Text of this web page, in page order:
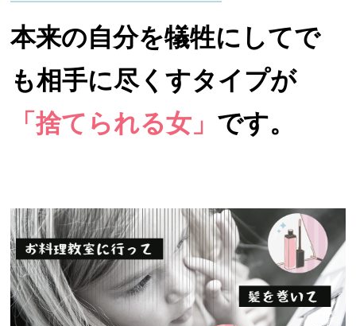
本来の自分を犠牲にしてで
も相手に尽くすタイプが
「捨てられる女」 です。